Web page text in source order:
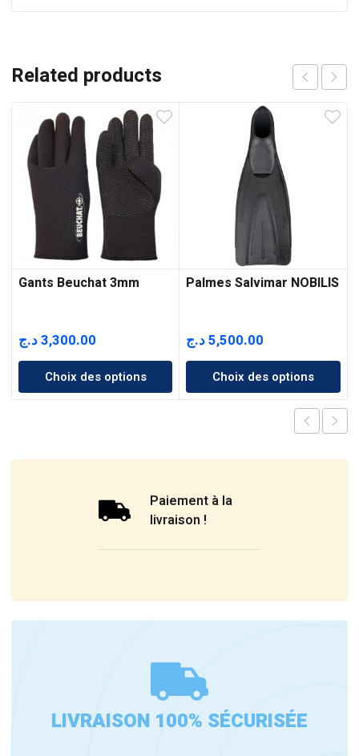
Related products
Gants Beuchat 3mm
3,300.00د.ج
Choix des options
Palmes Salvimar NOBILIS
5,500.00د.ج
Choix des options
Paiement à la
livraison !
LIVRAISON 100% SÉCURISÉE